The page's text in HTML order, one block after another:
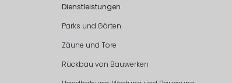
Dienstleistungen
Parks und Gärten
Zäune und Tore
Rückbau von Bauwerken